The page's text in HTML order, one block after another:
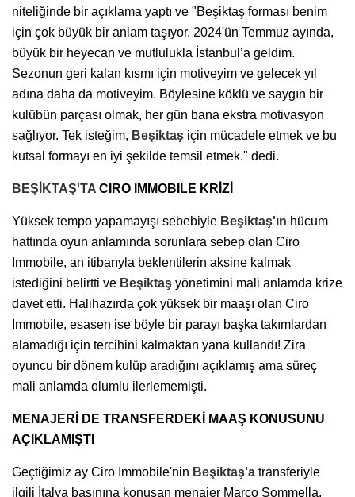
niteliğinde bir açıklama yaptı ve "Beşiktaş forması benim
için çok büyük bir anlam taşıyor. 2024'ün Temmuz ayında,
büyük bir heyecan ve mutlulukla İstanbul’a geldim.
Sezonun geri kalan kısmı için motiveyim ve gelecek yıl
adına daha da motiveyim. Böylesine köklü ve saygın bir
kulübün parçası olmak, her gün bana ekstra motivasyon
sağlıyor. Tek isteğim, Beşiktaş için mücadele etmek ve bu
kutsal formayı en iyi şekilde temsil etmek." dedi.
BEŞİKTAŞ'TA CIRO IMMOBILE KRİZİ
Yüksek tempo yapamayışı sebebiyle Beşiktaş'ın hücum
hattında oyun anlamında sorunlara sebep olan Ciro
Immobile, an itibarıyla beklentilerin aksine kalmak
istediğini belirtti ve Beşiktaş yönetimini mali anlamda krize
davet etti. Halihazırda çok yüksek bir maaşı olan Ciro
Immobile, esasen ise böyle bir parayı başka takımlardan
alamadığı için tercihini kalmaktan yana kullandı! Zira
oyuncu bir dönem kulüp aradığını açıklamış ama süreç
mali anlamda olumlu ilerlememişti.
MENAJERİ DE TRANSFERDEKİ MAAŞ KONUSUNU
AÇIKLAMIŞTI
Geçtiğimiz ay Ciro Immobile'nin Beşiktaş'a transferiyle
ilgili İtalya basınına konuşan menajer Marco Sommella,